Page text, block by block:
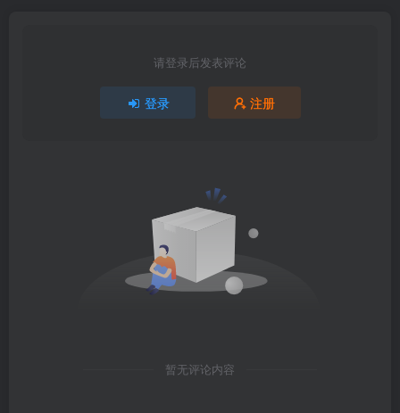
请登录后发表评论
登录 注册
暂无评论内容